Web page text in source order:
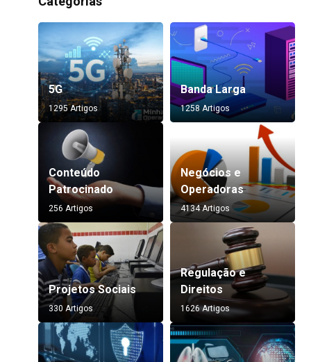
5G
1295 Artigos
Banda Larga
1258 Artigos
Conteúdo
Patrocinado
256 Artigos
Negócios e
Operadoras
4134 Artigos
Projetos Sociais
330 Artigos
Regulação e
Direitos
1626 Artigos